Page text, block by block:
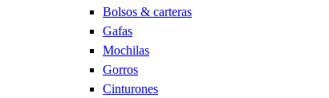
Bolsos & carteras
Gafas
Mochilas
Gorros
Cinturones